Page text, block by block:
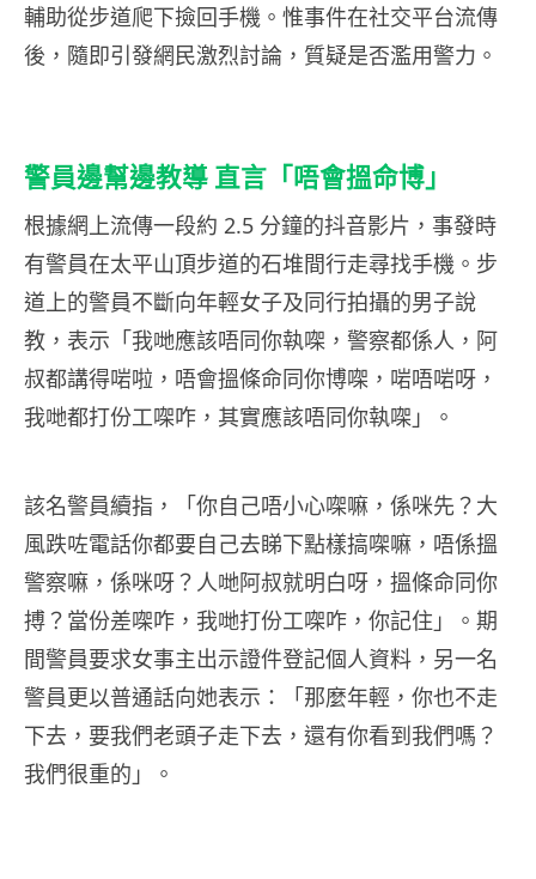
輔助從步道爬下撿回手機。惟事件在社交平台流傳
後，隨即引發網民激烈討論，質疑是否濫用警力。
警員邊幫邊教導 直言「唔會搵命博」
根據網上流傳一段約 2.5 分鐘的抖音影片，事發時
有警員在太平山頂步道的石堆間行走尋找手機。步
道上的警員不斷向年輕女子及同行拍攝的男子說
教，表示「我哋應該唔同你執㗎，警察都係人，阿
叔都講得啱啦，唔會搵條命同你博㗎，啱唔啱呀，
我哋都打份工㗎咋，其實應該唔同你執㗎」。
該名警員續指，「你自己唔小心㗎嘛，係咪先？大
風跌咗電話你都要自己去睇下點樣搞㗎嘛，唔係搵
警察嘛，係咪呀？人哋阿叔就明白呀，搵條命同你
搏？當份差㗎咋，我哋打份工㗎咋，你記住」。期
間警員要求女事主出示證件登記個人資料，另一名
警員更以普通話向她表示：「那麼年輕，你也不走
下去，要我們老頭子走下去，還有你看到我們嗎？
我們很重的」。